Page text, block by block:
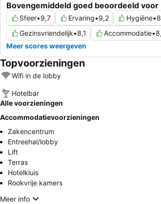
Bovengemiddeld goed beoordeeld voor
Sfeer•9,7 Ervaring•9,2 Hygiëne•
Gezinsvriendelijk•8,1 Accommodatie•
Meer scores weergeven
Topvoorzieningen
Wifi in de lobby
Hotelbar
Alle voorzieningen
Accommodatievoorzieningen
Zakencentrum
Entreehal/lobby
Lift
Terras
Hotelkluis
Rookvrije kamers
Meer info